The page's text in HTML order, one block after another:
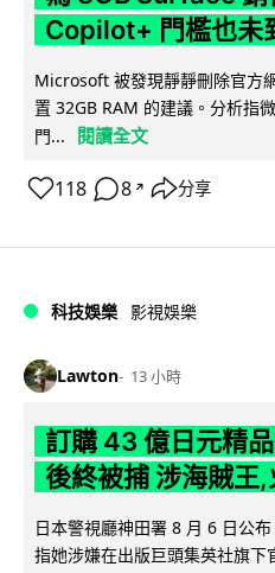
Copilot+ 門檻也未
Microsoft 被發現靜靜刪除官方
置 32GB RAM 的建議。分析指
門...
閱讀全文
118 8 ↗ 分享
科技娛樂 影視娛樂
Lawton 13 小時
訂購 43 億日元精
後終被捕 涉海賊王
日本警視廳神田署 8 月 6 日公
指她涉嫌在出版巨頭集英社旗下